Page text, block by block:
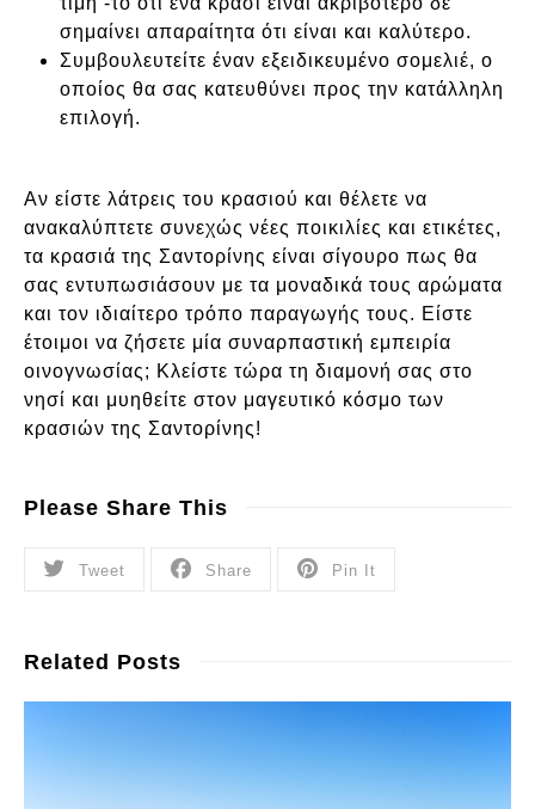
σημαίνει απαραίτητα ότι είναι και καλύτερο.
Συμβουλευτείτε έναν εξειδικευμένο σομελιέ, ο
οποίος θα σας κατευθύνει προς την κατάλληλη
επιλογή.
Αν είστε λάτρεις του κρασιού και θέλετε να
ανακαλύπτετε συνεχώς νέες ποικιλίες και ετικέτες,
τα κρασιά της Σαντορίνης είναι σίγουρο πως θα
σας εντυπωσιάσουν με τα μοναδικά τους αρώματα
και τον ιδιαίτερο τρόπο παραγωγής τους. Είστε
έτοιμοι να ζήσετε μία συναρπαστική εμπειρία
οινογνωσίας; Κλείστε τώρα τη διαμονή σας στο
νησί και μυηθείτε στον μαγευτικό κόσμο των
κρασιών της Σαντορίνης!
Please Share This
Tweet Share Pin It
Related Posts